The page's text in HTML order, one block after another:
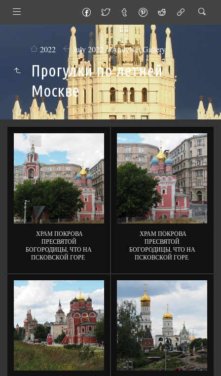
2022 July 2022 // AndyNet Gallery
Прогулки по летней
Москве
Add
to
Cart
ХРАМ ПОКРОВА
ПРЕСВЯТОЙ
БОГОРОДИЦЫ, ЧТО НА
ПСКОВСКОЙ ГОРЕ
ХРАМ ПОКРОВА
ПРЕСВЯТОЙ
БОГОРОДИЦЫ, ЧТО НА
ПСКОВСКОЙ ГОРЕ